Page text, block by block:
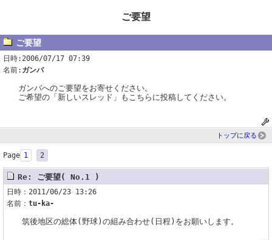
ご要望
ご要望
日時:2006/07/17 07:39
名前: ガンバ
ガンバへのご要望をお寄せください。
ご希望の「新しいスレッド」もこちらに投稿してください。
トップに戻る
Page 1 2
Re: ご要望( No.1 )
日時：2011/06/23 13:26
名前： tu-ka-
筑後地区の総体(野球)の組み合わせ(日程)をお願いします。